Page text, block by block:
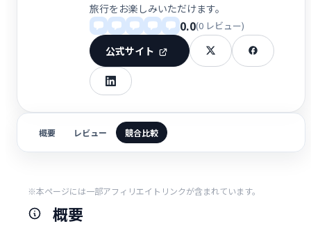
旅行をお楽しみいただけます。
0.0(0 レビュー)
公式サイト
概要 レビュー 競合比較
※本ページには一部アフィリエイトリンクが含まれています。
概要